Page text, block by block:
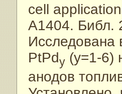
cell
A1404. Библ.
Исследована
PtPdy(y=1-6)
анодов